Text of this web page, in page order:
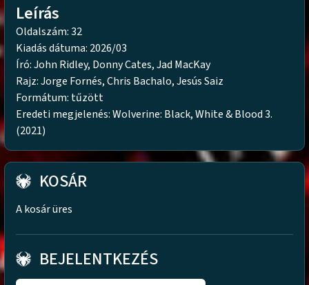
Leírás
Oldalszám: 32
Kiadás dátuma: 2026/03
Író: John Ridley, Donny Cates, Jad MacKay
Rajz: Jorge Fornés, Chris Bachalo, Jesús Saiz
Formátum: tűzött
Eredeti megjelenés: Wolverine: Black, White & Blood 3.
(2021)
KOSÁR
A kosár üres
BEJELENTKEZÉS